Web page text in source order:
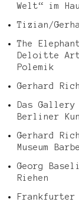
Welt“ im
Tizian/
The
Deloitte Art
Polemik
Gerhard
Das
Berliner
Gerhard
Museum
Georg
Riehen
Frankfurter